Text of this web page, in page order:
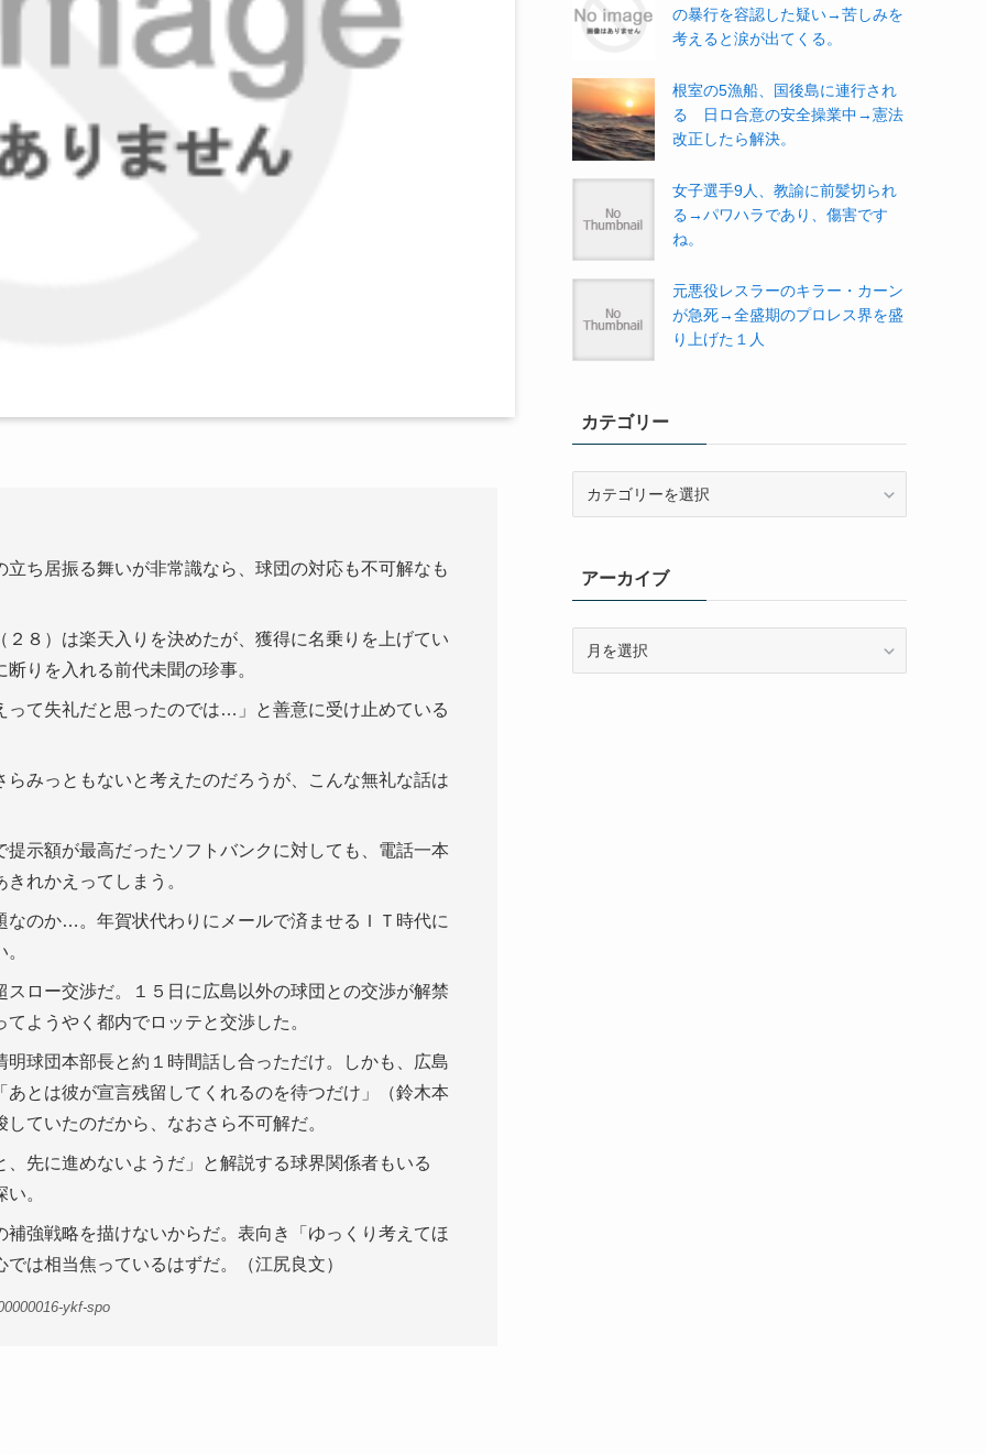
ち居振る舞いが非常識なら、球団の対応も不可解なも
８）は楽天入りを決めたが、獲得に名乗りを上げてい
りを入れる前代未聞の珍事。
て失礼だと思ったのでは…」と善意に受け止めている
みっともないと考えたのだろうが、こんな無礼な話は
示額が最高だったソフトバンクに対しても、電話一本
れかえってしまう。
なのか…。年賀状代わりにメールで済ませるＩＴ時代に
ロー交渉だ。１５日に広島以外の球団との交渉が解禁
ようやく都内でロッテと交渉した。
球団本部長と約１時間話し合っただけ。しかも、広島
とは彼が宣言残留してくれるのを待つだけ」（鈴木本
ていたのだから、なおさら不可解だ。
先に進めないようだ」と解説する球界関係者もいる
。
強戦略を描けないからだ。表向き「ゆっくり考えてほ
は相当焦っているはずだ。（江尻良文）
ykf-spo
の暴行を容認した疑い→苦しみを
考えると涙が出てくる。
根室の5漁船、国後島に連行され
る 日ロ合意の安全操業中→憲法
改正したら解決。
女子選手9人、教諭に前髪切られ
る→パワハラであり、傷害です
ね。
元悪役レスラーのキラー・カーン
が急死→全盛期のプロレス界を盛
り上げた１人
カテゴリー
ーアーカイブ